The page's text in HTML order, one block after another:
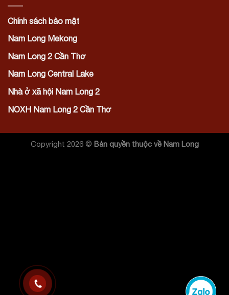
Chính sách bảo mật
Nam Long Mekong
Nam Long 2 Cần Thơ
Nam Long Central Lake
Nhà ở xã hội Nam Long 2
NOXH Nam Long 2 Cần Thơ
Copyright 2026 © Bản quyền thuộc về Nam Long